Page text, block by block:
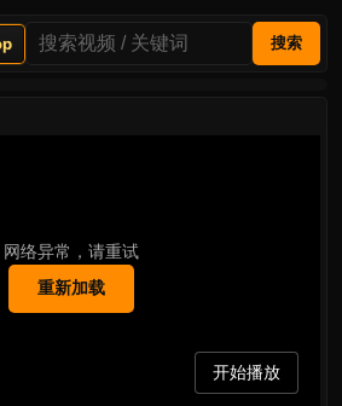
搜索
网络异常，请重试
重新加载
开始播放